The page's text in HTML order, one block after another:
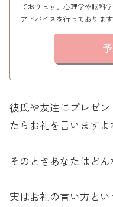
ております。心理学や脳科
アドバイスを行っております
彼氏や友達にプレゼ
たらお礼を言いますよ
そのときあなたはど
実はお礼の言い方と